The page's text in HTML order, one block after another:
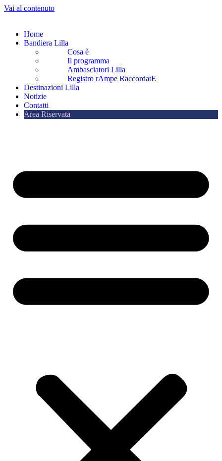
Vai al contenuto
Home
Bandiera Lilla
Cosa è
Il programma
Ambasciatori Lilla
Registro rAmpe RaccordatE
Destinazioni Lilla
Notizie
Contatti
Area Riservata